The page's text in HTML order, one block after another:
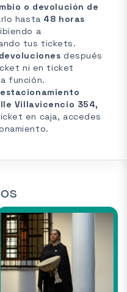
o devolución de
hasta 48 horas
a
tus tickets.
después
ni en ticket
función.
estacionamiento
Villavicencio 354,
en caja, accedes